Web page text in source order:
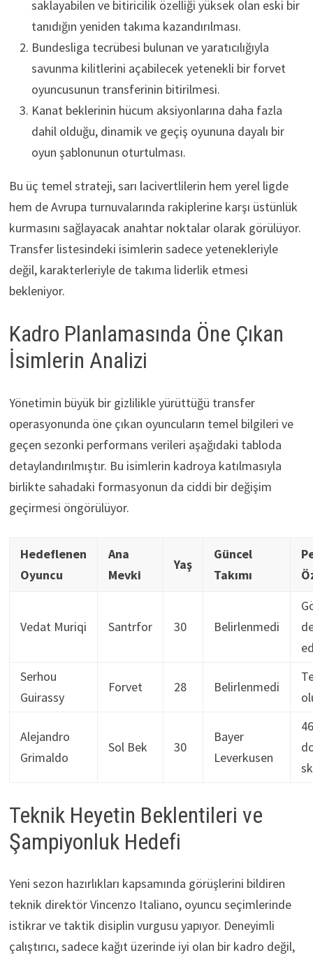
saklayabilen ve bitiricilik özelliği yüksek olan eski bir
tanıdığın yeniden takıma kazandırılması.
Bundesliga tecrübesi bulunan ve yaratıcılığıyla
savunma kilitlerini açabilecek yetenekli bir forvet
oyuncusunun transferinin bitirilmesi.
Kanat beklerinin hücum aksiyonlarına daha fazla
dahil olduğu, dinamik ve geçiş oyununa dayalı bir
oyun şablonunun oturtulması.
Bu üç temel strateji, sarı lacivertlilerin hem yerel ligde
hem de Avrupa turnuvalarında rakiplerine karşı üstünlük
kurmasını sağlayacak anahtar noktalar olarak görülüyor.
Transfer listesindeki isimlerin sadece yetenekleriyle
değil, karakterleriyle de takıma liderlik etmesi
bekleniyor.
Kadro Planlamasında Öne Çıkan
İsimlerin Analizi
Yönetimin büyük bir gizlilikle yürüttüğü transfer
operasyonunda öne çıkan oyuncuların temel bilgileri ve
geçen sezonki performans verileri aşağıdaki tabloda
detaylandırılmıştır. Bu isimlerin kadroya katılmasıyla
birlikte sahadaki formasyonun da ciddi bir değişim
geçirmesi öngörülüyor.
Hedeflenen
Oyuncu
Ana
Mevki
Yaş
Güncel
Takımı
Vedat Muriqi Santrfor 30 Belirlenmedi
Serhou
Guirassy
Forvet 28 Belirlenmedi
Alejandro
Grimaldo
Sol Bek 30
Bayer
Leverkusen
Teknik Heyetin Beklentileri ve
Şampiyonluk Hedefi
Yeni sezon hazırlıkları kapsamında görüşlerini bildiren
teknik direktör Vincenzo Italiano, oyuncu seçimlerinde
istikrar ve taktik disiplin vurgusu yapıyor. Deneyimli
çalıştırıcı, sadece kağıt üzerinde iyi olan bir kadro değil,